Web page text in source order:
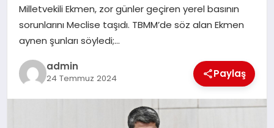
SPOR
TEKNOLOJI
YAŞAM
Milletvekili Ekmen, zor günler geçiren yerel basının
sorunlarını Meclise taşıdı. TBMM’de söz alan Ekmen
aynen şunları söyledi;…
admin
24 Temmuz 2024 Paylaş